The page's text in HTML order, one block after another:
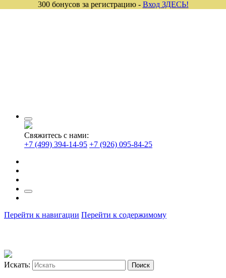
Свяжитесь с нами:
+7 (499) 394-14-95 +7 (926) 095-84-25
Перейти к навигации Перейти к содержимому
Искать:
300 бонусов за регистрацию - Вход ЗДЕСЬ!